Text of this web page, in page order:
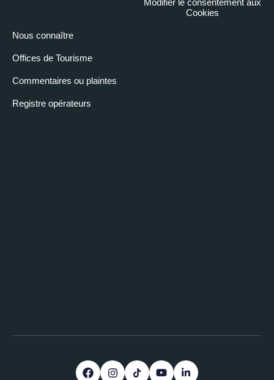
Nous connaître
Offices de Tourisme
Commentaires ou plaintes
Registre opérateurs
Modifier le consentement aux
Cookies